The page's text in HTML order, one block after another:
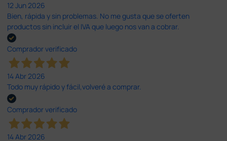
12 Jun 2026
Bien, rápida y sin problemas. No me gusta que se oferten
productos sin incluir el IVA que luego nos van a cobrar.
Comprador verificado
14 Abr 2026
Todo muy rápido y fácil,volveré a comprar.
Comprador verificado
14 Abr 2026